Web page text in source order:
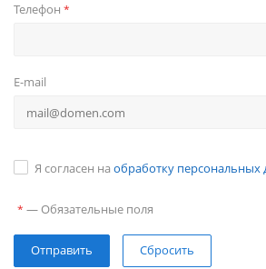
Телефон *
E-mail
Я согласен на обработку персональных
* — Обязательные поля
Сбросить